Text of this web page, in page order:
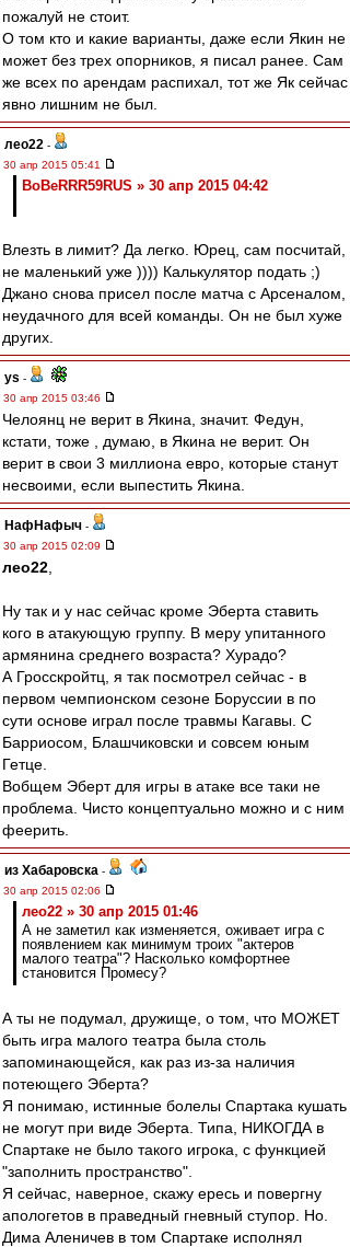
пожалуй не стоит.
О том кто и какие варианты, даже если Якин не
может без трех опорников, я писал ранее. Сам
же всех по арендам распихал, тот же Як сейчас
явно лишним не был.
лео22 -
30 апр 2015 05:41
BoBeRRR59RUS » 30 апр 2015 04:42
Влезть в лимит? Да легко. Юрец, сам посчитай,
не маленький уже )))) Калькулятор подать ;)
Джано снова присел после матча с Арсеналом,
неудачного для всей команды. Он не был хуже
других.
ys -
30 апр 2015 03:46
Челоянц не верит в Якина, значит. Федун,
кстати, тоже , думаю, в Якина не верит. Он
верит в свои 3 миллиона евро, которые станут
несвоими, если выпестить Якина.
НафНафыч -
30 апр 2015 02:09
лео22
Ну так и у нас сейчас кроме Эберта ставить
кого в атакующую группу. В меру упитанного
армянина среднего возраста? Хурадо?
А Гросскройтц, я так посмотрел сейчас - в
первом чемпионском сезоне Боруссии в по
сути основе играл после травмы Кагавы. С
Барриосом, Блашчиковски и совсем юным
Гетце.
Вобщем Эберт для игры в атаке все таки не
проблема. Чисто концептуально можно и с ним
феерить.
из Хабаровска -
30 апр 2015 02:06
лео22 » 30 апр 2015 01:46
А не заметил как изменяется, оживает игра с
появлением как минимум троих "актеров
малого театра"? Насколько комфортнее
становится Промесу?
А ты не подумал, дружище, о том, что МОЖЕТ
быть игра малого театра была столь
запоминающейся, как раз из-за наличия
потеющего Эберта?
Я понимаю, истинные болелы Спартака кушать
не могут при виде Эберта. Типа, НИКОГДА в
Спартаке не было такого игрока, с функцией
"заполнить пространство".
Я сейчас, наверное, скажу ересь и повергну
апологетов в праведный гневный ступор. Но.
Дима Аленичев в том Спартаке исполнял